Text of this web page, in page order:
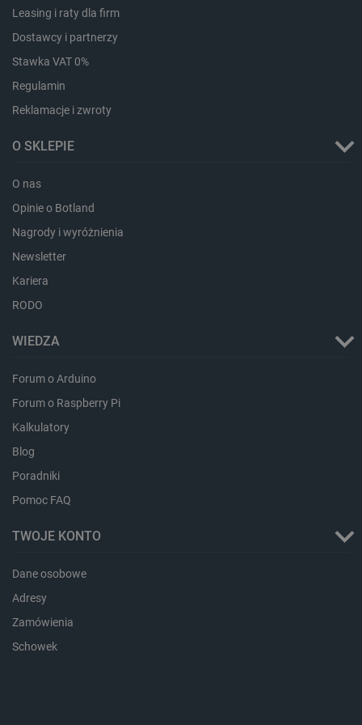
Leasing i raty dla firm
Dostawcy i partnerzy
Stawka VAT 0%
Regulamin
Reklamacje i zwroty
O SKLEPIE
O nas
Opinie o Botland
Nagrody i wyróżnienia
Newsletter
Kariera
RODO
WIEDZA
Forum o Arduino
Forum o Raspberry Pi
Kalkulatory
Blog
Poradniki
Pomoc FAQ
TWOJE KONTO
Dane osobowe
Adresy
Zamówienia
Schowek
isListDisplay
critData